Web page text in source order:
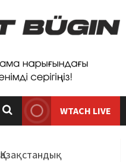
WTACH LIVE
Қазақстандық